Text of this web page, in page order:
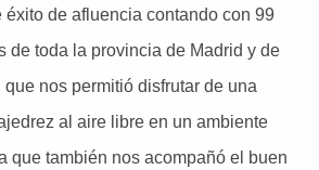
éxito de afluencia contando con 99
de toda la provincia de Madrid y de
que nos permitió disfrutar de una
al aire libre en un ambiente
que también nos acompañó el buen